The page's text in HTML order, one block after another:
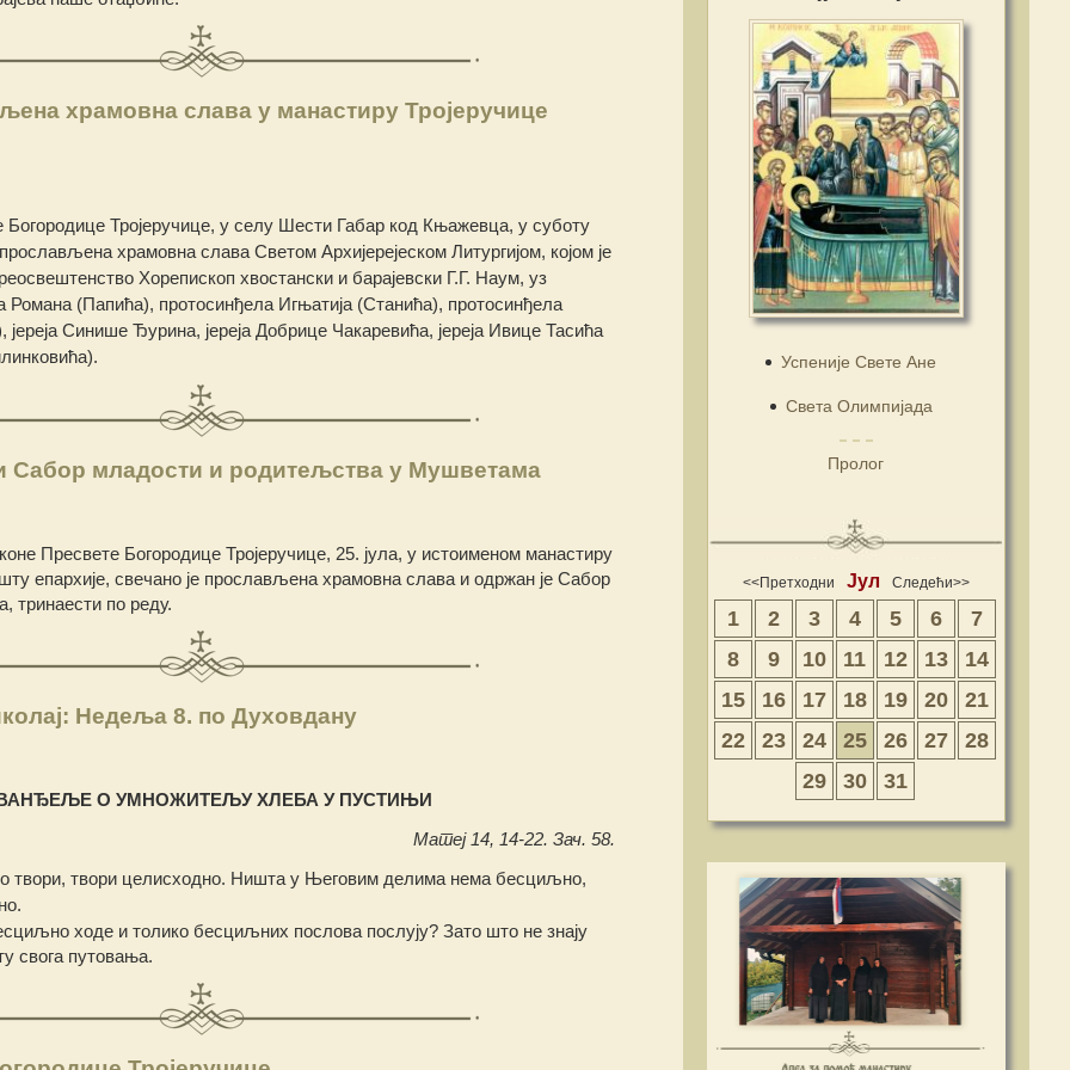
храмовна слава у манастиру Тројеручице
Богородице Тројеручице, у селу Шести Габар код Књажевца, у суботу
храмовна слава Светом Архијерејеском Литургијом, којом је
Хорепископ хвостански и барајевски Г.Г. Наум, уз
(Папића), протосинђела Игњатија (Станића), протосинђела
Синише Ђурина, јереја Добрице Чакаревића, јереја Ивице Тасића
Сабор младости и родитељства у Мушветама
Пресвете Богородице Тројеручице, 25. јула, у истоименом манастиру
епархије, свечано је прослављена храмовна слава и одржан је Сабор
тринаести по реду.
Недеља 8. по Духовдану
О УМНОЖИТЕЉУ ХЛЕБА У ПУСТИЊИ
Матеј 14, 14-22. Зач. 58.
твори, твори целисходно. Ништа у Његовим делима нема бесциљно,
ходе и толико бесциљних послова послују? Зато што не знају
свога путовања.
Успеније Свете Ане
Света Олимпијада
Пролог
<<Претходни Јул Следећи>>
1 2 3 4 5 6
7
8
9 10 11 12 13
14
15
16 17 18 19 20
21
22
23 24 25 26 27
28
29
30 31